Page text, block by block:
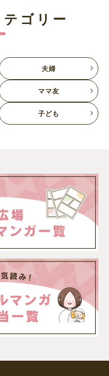
ゴリー
夫婦
ママ友
子ども